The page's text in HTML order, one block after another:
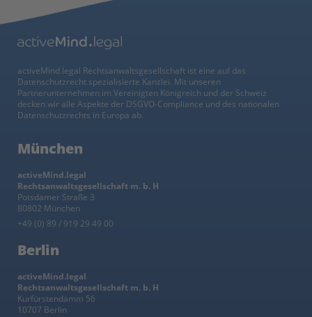
activeMind.legal Rechtsanwaltsgesellschaft ist eine auf das
Datenschutzrecht spezialisierte Kanzlei. Mit unseren
Partnerunternehmen im Vereinigten Königreich und der Schweiz
decken wir alle Aspekte der DSGVO-Compliance und des nationalen
Datenschutzrechts in Europa ab.
München
activeMind.legal
Rechtsanwaltsgesellschaft m. b. H
Potsdamer Straße 3
80802 München
+49 (0) 89 / 919 29 49 00
Berlin
activeMind.legal
Rechtsanwaltsgesellschaft m. b. H
Kurfürstendamm 56
10707 Berlin